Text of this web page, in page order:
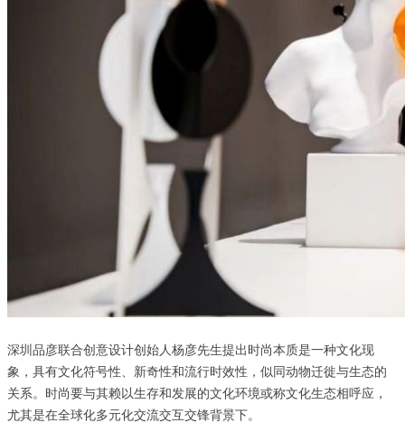
深圳品彦联合创意设计创始人杨彦先生提出时尚本质是一种文化现
象，具有文化符号性、新奇性和流行时效性，似同动物迁徙与生态的
关系。时尚要与其赖以生存和发展的文化环境或称文化生态相呼应，
尤其是在全球化多元化交流交互交锋背景下。